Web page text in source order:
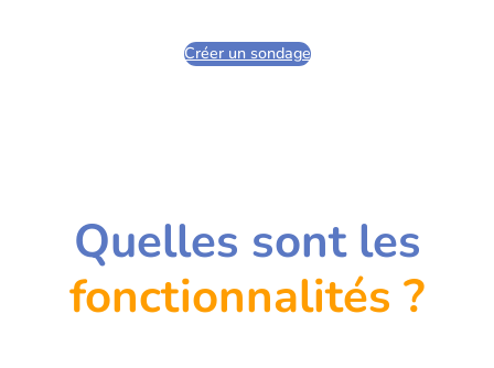
Créer un sondage
Quelles sont les
fonctionnalités ?